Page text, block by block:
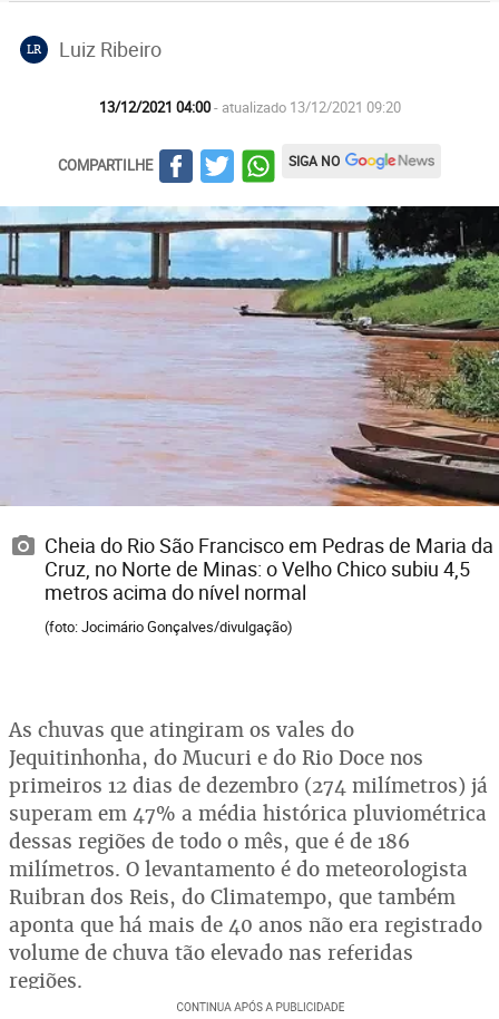
LR Luiz Ribeiro
13/12/2021 04:00- atualizado 13/12/2021 09:20
COMPARTILHE SIGA NO
Cheia do Rio São Francisco em Pedras de Maria da
Cruz, no Norte de Minas: o Velho Chico subiu 4,5
metros acima do nível normal
(foto: Jocimário Gonçalves/divulgação)
As chuvas que atingiram os vales do
Jequitinhonha, do Mucuri e do Rio Doce nos
primeiros 12 dias de dezembro (274 milímetros) já
superam em 47% a média histórica pluviométrica
dessas regiões de todo o mês, que é de 186
milímetros. O levantamento é do meteorologista
Ruibran dos Reis, do Climatempo, que também
aponta que há mais de 40 anos não era registrado
volume de chuva tão elevado nas referidas
regiões.